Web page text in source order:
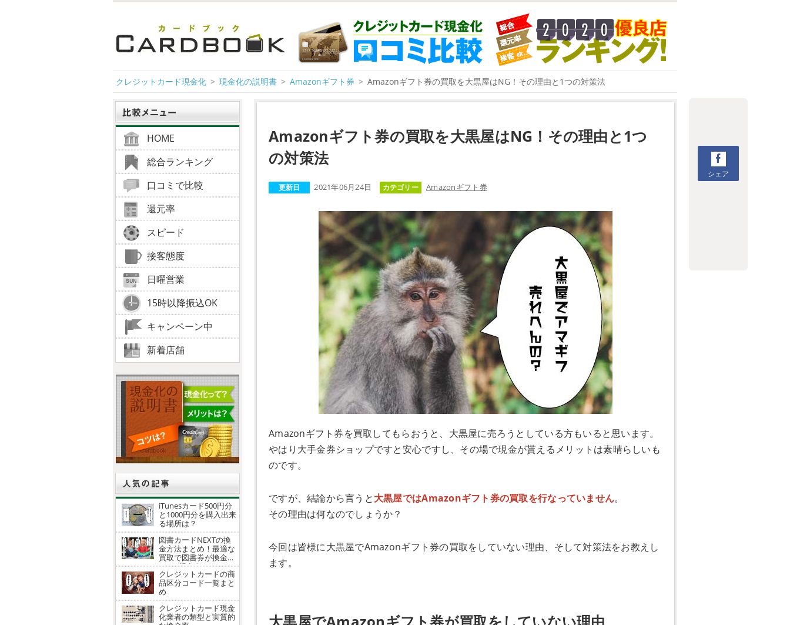
クレジットカード現金化 現金化の説明書 Amazonギフト券 Amazonギフト券の買取を大黒屋はNG！その理由と1つの対策法
シェア
Amazonギフト券の買取を大黒屋はNG！その理由と1つ
の対策法
更新日 2021年06月24日 カテゴリー Amazonギフト券
Amazonギフト券を買取してもらおうと、大黒屋に売ろうとしている方もいると思います。
やはり大手金券ショップですと安心ですし、その場で現金が貰えるメリットは素晴らしいも
のです。
ですが、結論から言うと大黒屋ではAmazonギフト券の買取を行なっていません。
その理由は何なのでしょうか？
今回は皆様に大黒屋でAmazonギフト券の買取をしていない理由、そして対策法をお教えし
ます。
大黒屋でAmazonギフト券が買取をしていない理由
HOME
総合ランキング
口コミで比較
還元率
スピード
接客態度
日曜営業
15時以降振込OK
キャンペーン中
新着店舗
iTunesカード500円分
と1000円分を購入出来
る場所は？
図書カードNEXTの換
金方法まとめ！最適な
買取で図書券が換金率
100％超えも！
クレジットカードの商
品区分コード一覧まと
め
クレジットカード現金
化業者の類型と実質的